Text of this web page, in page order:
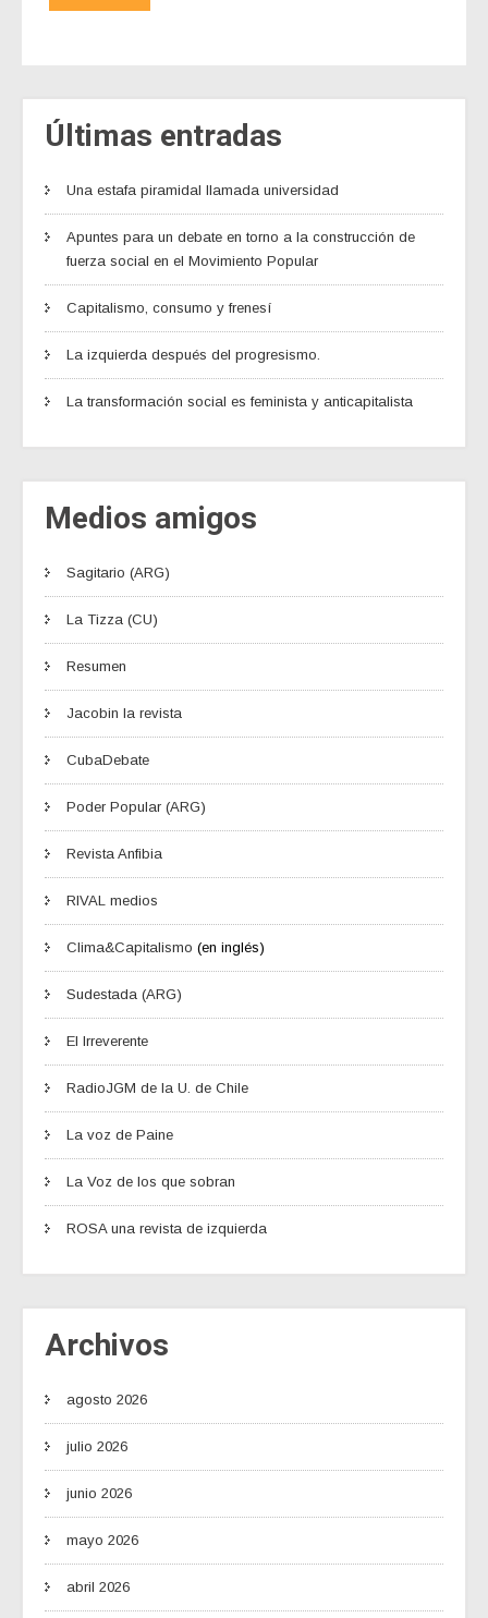
Últimas entradas
Una estafa piramidal llamada universidad
Apuntes para un debate en torno a la construcción de
fuerza social en el Movimiento Popular
Capitalismo, consumo y frenesí
La izquierda después del progresismo.
La transformación social es feminista y anticapitalista
Medios amigos
Sagitario (ARG)
La Tizza (CU)
Resumen
Jacobin la revista
CubaDebate
Poder Popular (ARG)
Revista Anfibia
RIVAL medios
Clima&Capitalismo (en inglés)
Sudestada (ARG)
El Irreverente
RadioJGM de la U. de Chile
La voz de Paine
La Voz de los que sobran
ROSA una revista de izquierda
Archivos
agosto 2026
julio 2026
junio 2026
mayo 2026
abril 2026